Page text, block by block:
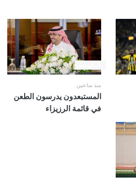
منذ ساعتين
المستبعدون يدرسون الطعن
في قائمة الرزيزاء